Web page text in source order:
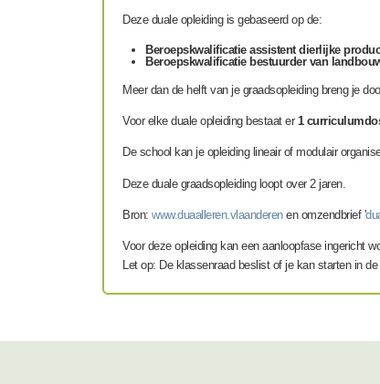
Deze duale opleiding is gebaseerd op de:
Beroepskwalificatie assistent dierlijke
Beroepskwalificatie bestuurder van
Meer dan de helft van je graadsopleiding breng je
Voor elke duale opleiding bestaat er 1
De school kan je opleiding lineair of modulair
Deze duale graadsopleiding loopt over 2 jaren.
Bron: www.duaalleren.vlaanderenen omzendbrief '
Voor deze opleiding kan een aanloopfase ingericht
Let op: De klassenraad beslist of je kan starten in